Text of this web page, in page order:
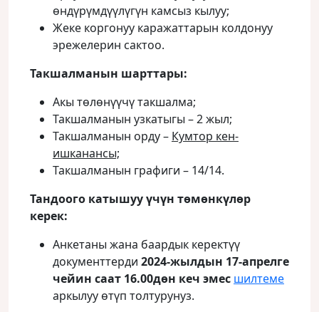
өндүрүмдүүлүгүн камсыз кылуу;
Жеке коргонуу каражаттарын колдонуу
эрежелерин сактоо.
Такшалманын шарттары:
Акы төлөнүүчү такшалма;
Такшалманын узкатыгы – 2 жыл;
Такшалманын орду – Кумтор кен-
ишканансы;
Такшалманын графиги – 14/14.
Тандоого катышуу үчүн төмөнкүлөр
керек:
Анкетаны жана баардык керектүү
документтерди 2024-жылдын 17-апрелге
чейин саат 16.00дөн кеч эмес шилтеме
аркылуу өтүп толтурунуз.